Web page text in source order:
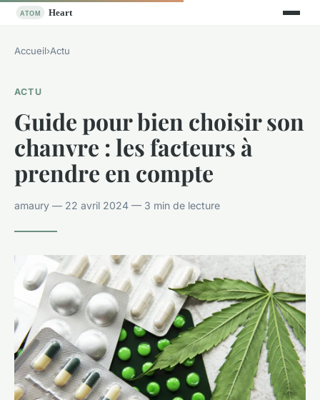
Accueil›Actu
ACTU
Guide pour bien choisir son
chanvre : les facteurs à
prendre en compte
amaury — 22 avril 2024 — 3 min de lecture